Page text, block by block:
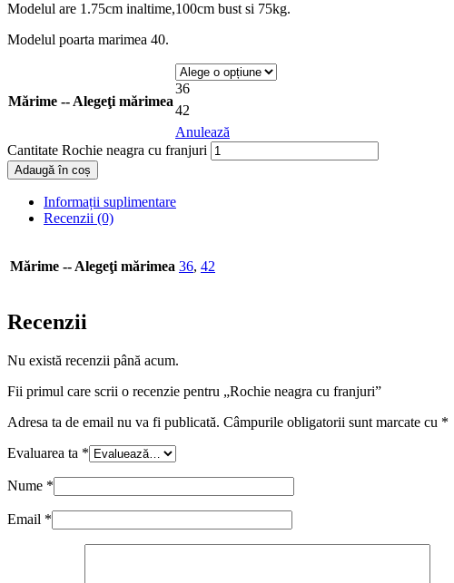
Modelul are 1.75cm inaltime,100cm bust si 75kg.
Modelul poarta marimea 40.
Mărime -- Alegeţi mărimea
36
42
Anulează
Cantitate Rochie neagra cu franjuri
Adaugă în coș
Informații suplimentare
Recenzii (0)
Mărime -- Alegeţi mărimea 36, 42
Recenzii
Nu există recenzii până acum.
Fii primul care scrii o recenzie pentru „Rochie neagra cu franjuri”
Adresa ta de email nu va fi publicată. Câmpurile obligatorii sunt marcate cu *
Evaluarea ta *
Nume *
Email *